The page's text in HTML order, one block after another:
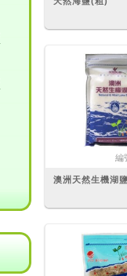
編
澳洲天然生機湖鹽